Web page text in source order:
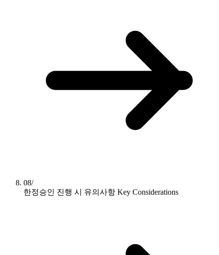
08/
한정승인 진행 시 유의사항 Key Considerations